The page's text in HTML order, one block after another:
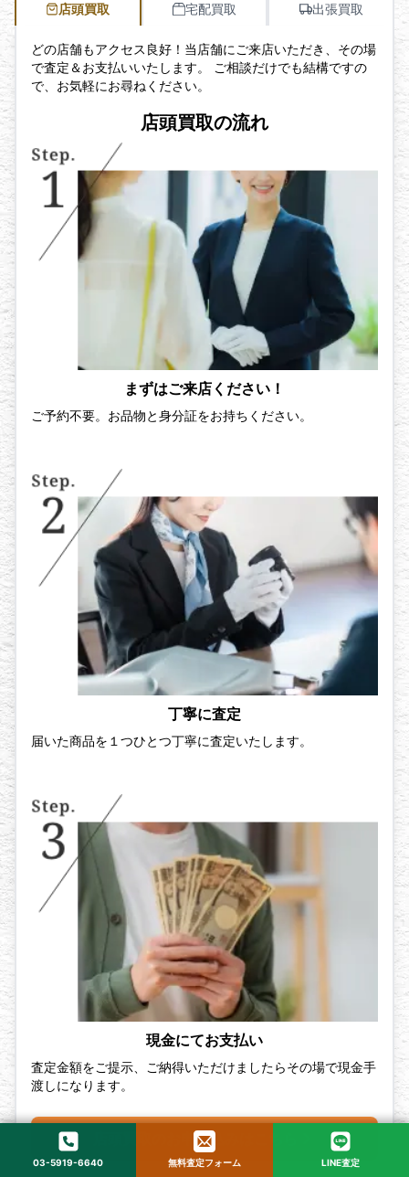
店頭買取 宅配買取 出張買取
どの店舗もアクセス良好！当店舗にご来店いただき、その場
で査定＆お支払いいたします。 ご相談だけでも結構ですの
で、お気軽にお尋ねください。
店頭買取の流れ
まずはご来店ください！
ご予約不要。お品物と身分証をお持ちください。
丁寧に査定
届いた商品を１つひとつ丁寧に査定いたします。
現金にてお支払い
査定金額をご提示、ご納得いただけましたらその場で現金手
渡しになります。
店頭買取のお申し込みはこちら
03-5919-6640 無料査定フォーム LINE査定